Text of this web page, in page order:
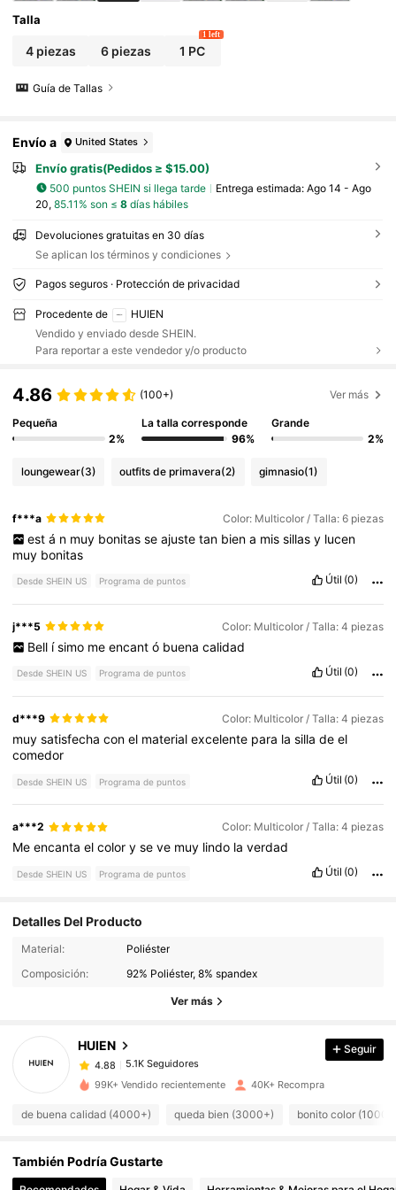
Talla
4 piezas 6 piezas 1 PC
1 left
Guía de Tallas
Envío a United States
Envío gratis(Pedidos ≥ $15.00)
500 puntos SHEIN si llega tarde Entrega estimada: Ago 14 - Ago
20, 85.11% son ≤ 8días hábiles
Devoluciones gratuitas en 30 días
Se aplican los términos y condiciones
Pagos seguros · Protección de privacidad
Procedente de
HUIEN
Vendido y enviado desde SHEIN.
Para reportar a este vendedor y/o producto
4.86 (100+) Ver más
Pequeña
2%
La talla corresponde
96%
Grande
2%
loungewear(3) outfits de primavera(2) gimnasio(1)
f***a Color: Multicolor / Talla: 6 piezas
est á n muy bonitas se ajuste tan bien a mis sillas y lucen
muy bonitas
Desde SHEIN US Programa de puntos Útil (0)
j***5 Color: Multicolor / Talla: 4 piezas
Bell ísimo me encant ó buena calidad
Desde SHEIN US Programa de puntos Útil (0)
d***9 Color: Multicolor / Talla: 4 piezas
muysatisfechaconel materialexcelente para lasilladeel
comedor
Desde SHEIN US Programa de puntos Útil (0)
a***2 Color: Multicolor / Talla: 4 piezas
Meencantaelcoloryseve muy lindo laverdad
Desde SHEIN US Programa de puntos Útil (0)
Detalles Del Producto
Material:
Poliéster
Composición:
92% Poliéster, 8% spandex
Ver más
HUIEN
5.1K Seguidores
4.88
5.1K Seguidores
k***7
pagóHace 1 día
4.88 5.1K Seguidores
Seguir
99K+ Vendido recientemente 40K+ Recompra
de buena calidad (4000+) queda bien (3000+) bonito color
También Podría Gustarte